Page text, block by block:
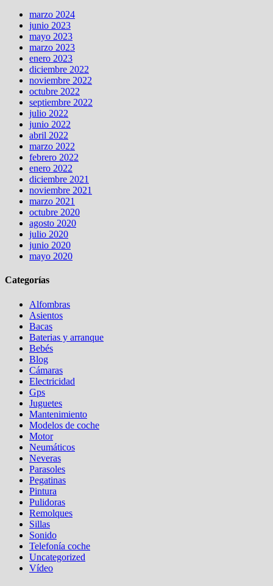
marzo 2024
junio 2023
mayo 2023
marzo 2023
enero 2023
diciembre 2022
noviembre 2022
octubre 2022
septiembre 2022
julio 2022
junio 2022
abril 2022
marzo 2022
febrero 2022
enero 2022
diciembre 2021
noviembre 2021
marzo 2021
octubre 2020
agosto 2020
julio 2020
junio 2020
mayo 2020
Categorías
Alfombras
Asientos
Bacas
Baterias y arranque
Bebés
Blog
Cámaras
Electricidad
Gps
Juguetes
Mantenimiento
Modelos de coche
Motor
Neumáticos
Neveras
Parasoles
Pegatinas
Pintura
Pulidoras
Remolques
Sillas
Sonido
Telefonía coche
Uncategorized
Vídeo